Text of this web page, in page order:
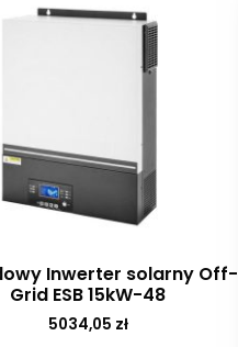
Inwerter solarny Off-
Grid ESB 15kW-48
5034,05 zł